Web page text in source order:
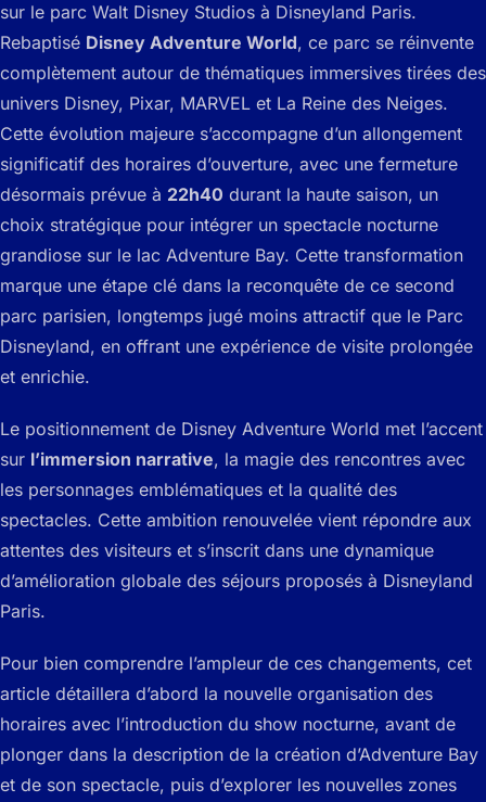
sur le parc Walt Disney Studios à Disneyland Paris.
Rebaptisé Disney Adventure World, ce parc se réinvente
complètement autour de thématiques immersives tirées des
univers Disney, Pixar, MARVEL et La Reine des Neiges.
Cette évolution majeure s’accompagne d’un allongement
significatif des horaires d’ouverture, avec une fermeture
désormais prévue à 22h40 durant la haute saison, un
choix stratégique pour intégrer un spectacle nocturne
grandiose sur le lac Adventure Bay. Cette transformation
marque une étape clé dans la reconquête de ce second
parc parisien, longtemps jugé moins attractif que le Parc
Disneyland, en offrant une expérience de visite prolongée
et enrichie.
Le positionnement de Disney Adventure World met l’accent
sur l’immersion narrative, la magie des rencontres avec
les personnages emblématiques et la qualité des
spectacles. Cette ambition renouvelée vient répondre aux
attentes des visiteurs et s’inscrit dans une dynamique
d’amélioration globale des séjours proposés à Disneyland
Paris.
Pour bien comprendre l’ampleur de ces changements, cet
article détaillera d’abord la nouvelle organisation des
horaires avec l’introduction du show nocturne, avant de
plonger dans la description de la création d’Adventure Bay
et de son spectacle, puis d’explorer les nouvelles zones